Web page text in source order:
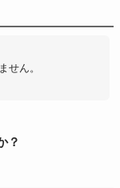
せん。
？